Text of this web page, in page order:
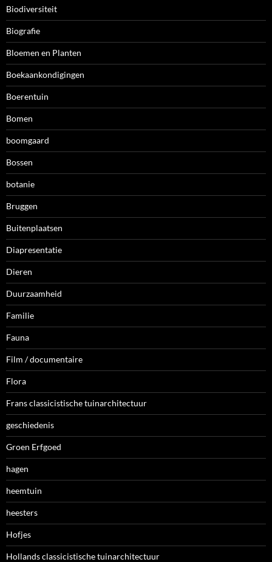
Biodiversiteit
Biografie
Bloemen en Planten
Boekaankondigingen
Boerentuin
Bomen
boomgaard
Bossen
botanie
Bruggen
Buitenplaatsen
Diapresentatie
Dieren
Duurzaamheid
Familie
Fauna
Film / documentaire
Flora
Frans classicistische tuinarchitectuur
geschiedenis
Groen Erfgoed
hagen
heemtuin
heesters
Hofjes
Hollands classicistische tuinarchitectuur